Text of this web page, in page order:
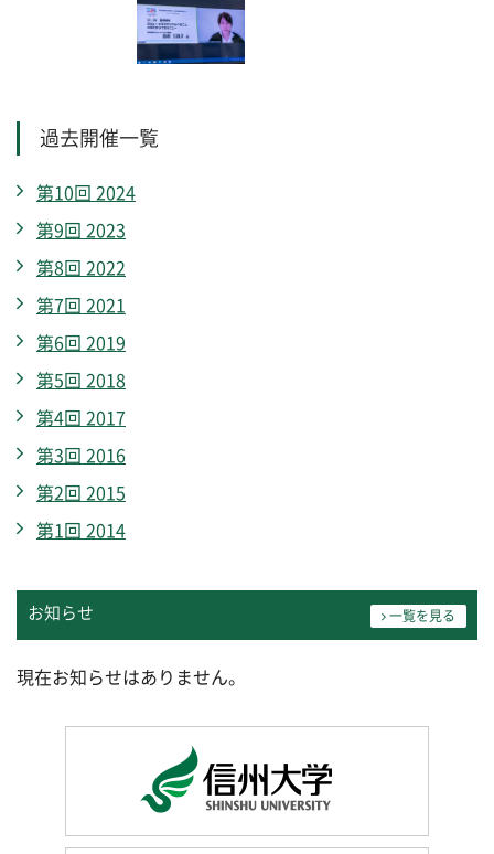
過去開催一覧
第10回 2024
第9回 2023
第8回 2022
第7回 2021
第6回 2019
第5回 2018
第4回 2017
第3回 2016
第2回 2015
第1回 2014
お知らせ 一覧を見る
現在お知らせはありません。